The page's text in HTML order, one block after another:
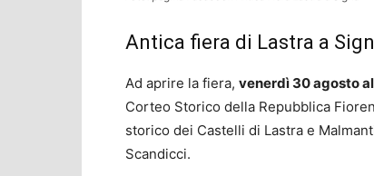
Antica fiera di Lastra a
Ad aprire la fiera, venerdì 30 agosto
Corteo Storico della Repubblica
storico dei Castelli di Lastra e
Scandicci.